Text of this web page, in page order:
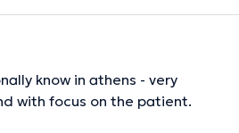
know in athens - very
with focus on the patient.